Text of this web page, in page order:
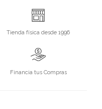
Tienda física desde 1996
Financia tus Compras